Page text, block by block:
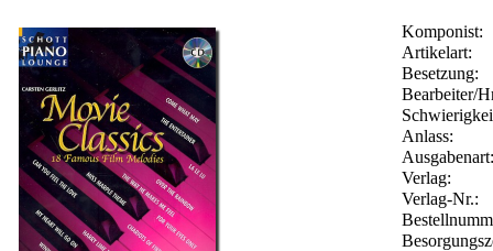
Komponist:
Artikelart:
Besetzung:
Bearbeiter/
Anlass:
Ausgabenart:
Verlag:
Verlag-Nr.: